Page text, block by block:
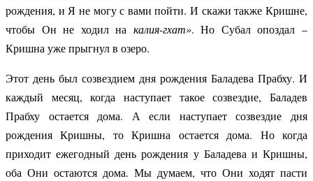
рождения, и Я не могу с вами пойти. И скажи также Кришне,
чтобы Он не ходил на калия-гхат». Но Субал опоздал –
Кришна уже прыгнул в озеро.
Этот день был созвездием дня рождения Баладева Прабху. И
каждый месяц, когда наступает такое созвездие, Баладев
Прабху остается дома. А если наступает созвездие дня
рождения Кришны, то Кришна остается дома. Но когда
приходит ежегодный день рождения у Баладева и Кришны,
оба Они остаются дома. Мы думаем, что Они ходят пасти